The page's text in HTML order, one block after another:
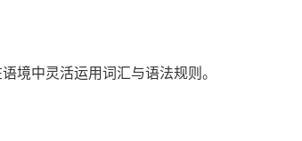
境中灵活运用词汇与语法规则。